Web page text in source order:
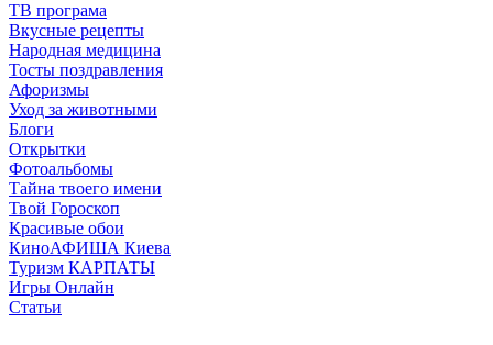
ТВ програма
Вкусные рецепты
Народная медицина
Тосты поздравления
Афоризмы
Уход за животными
Блоги
Открытки
Фотоальбомы
Тайна твоего имени
Твой Гороскоп
Красивые обои
КиноАФИША Киева
Туризм КАРПАТЫ
Игры Онлайн
Статьи